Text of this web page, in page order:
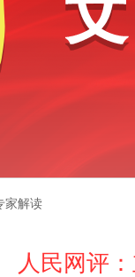
家解读
人民网评